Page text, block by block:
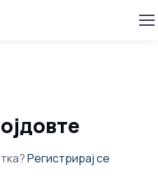
Регистрирај се